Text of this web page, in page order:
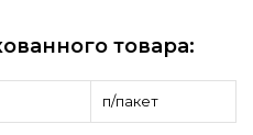
товара:
п/пакет